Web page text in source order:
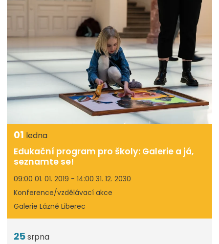
01 ledna
Edukační program pro školy: Galerie a já,
seznamte se!
09:00 01. 01. 2019 - 14:00 31. 12. 2030
Konference/vzdělávací akce
Galerie Lázně Liberec
25srpna